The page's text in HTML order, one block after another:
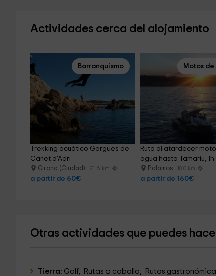
Actividades cerca del alojamiento
Barranquismo
Trekking acuático Gorgues de
Canet d'Adri
Girona (Ciudad) 21.6 km
a partir de 60€
Motos de
Ruta al atardecer
agua hasta Tamariu, 1h
Palamos 18.0 km
a partir de 160€
Otras actividades que puedes
Tierra: Golf, Rutas a caballo, Rutas